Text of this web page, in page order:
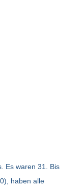
Es waren 31. Bis
haben alle